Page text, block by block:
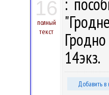
16
полный
текст
14экз.
Добавить в